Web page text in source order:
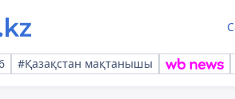
#Қазақстан мақтанышы